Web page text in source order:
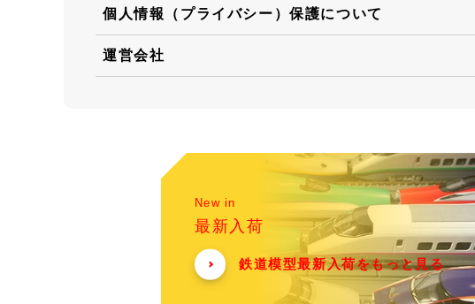
個人情報（プライバシー）保護について
運営会社
New in
最新入荷
鉄道模型最新入荷をもっと見る